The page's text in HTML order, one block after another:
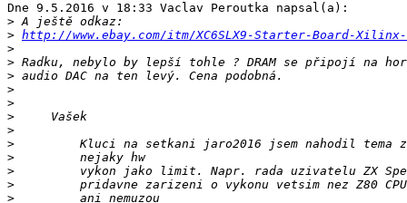
Dne 9.5.2016 v 18:33 Vaclav Peroutka napsal(a):
>
> http://www.ebay.com/itm/XC6SLX9-Starter-Board-Xilinx-
>
>
>
>
>
>
>
>
>
>
>
>